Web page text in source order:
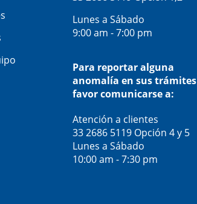
Lunes a Sábado
9:00 am - 7:00 pm
Para reportar alguna
anomalía en sus trámites
favor comunicarse a:
Atención a clientes
33 2686 5119 Opción 4 y 5
Lunes a Sábado
10:00 am - 7:30 pm